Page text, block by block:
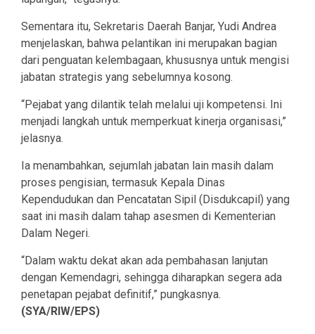
Sementara itu, Sekretaris Daerah Banjar, Yudi Andrea
menjelaskan, bahwa pelantikan ini merupakan bagian
dari penguatan kelembagaan, khususnya untuk mengisi
jabatan strategis yang sebelumnya kosong.
“Pejabat yang dilantik telah melalui uji kompetensi. Ini
menjadi langkah untuk memperkuat kinerja organisasi,”
jelasnya.
Ia menambahkan, sejumlah jabatan lain masih dalam
proses pengisian, termasuk Kepala Dinas
Kependudukan dan Pencatatan Sipil (Disdukcapil) yang
saat ini masih dalam tahap asesmen di Kementerian
Dalam Negeri.
“Dalam waktu dekat akan ada pembahasan lanjutan
dengan Kemendagri, sehingga diharapkan segera ada
penetapan pejabat definitif,” pungkasnya.
(SYA/RIW/EPS)